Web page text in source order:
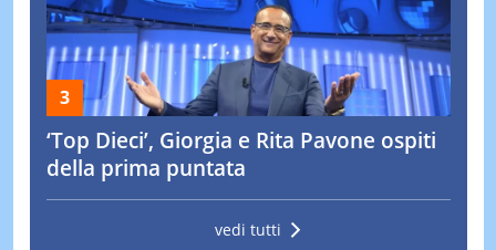
‘Top Dieci’, Giorgia e Rita Pavone ospiti
della prima puntata
vedi tutti